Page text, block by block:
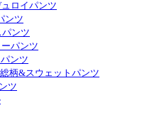
ュロイパンツ
ンツ
ンツ
パンツ
ンツ
総柄&スウェットパンツ
ツ